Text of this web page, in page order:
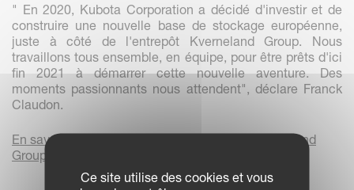
" En 2020, Kubota Corporation a décidé d'investir et de
construire une nouvelle base de stockage européenne,
juste à côté de l'entrepôt Kverneland Group. Nous
travaillons tous ensemble, en équipe, pour être prêts d'ici
fin 2021 à démarrer cette nouvelle aventure. Des
moments passionnants nous attendent", déclare Franck
Claudon.
En savoir plus sur le centre de distribution Kverneland
Group Metz
Ce site utilise des cookies et vous